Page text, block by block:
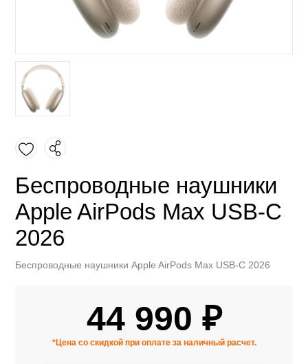
Беспроводные наушники
Apple AirPods Max USB-C
2026
Беспроводные наушники Apple AirPods Max USB-C 2026
44 990 ₽
*Цена со скидкой при оплате за наличный расчет.